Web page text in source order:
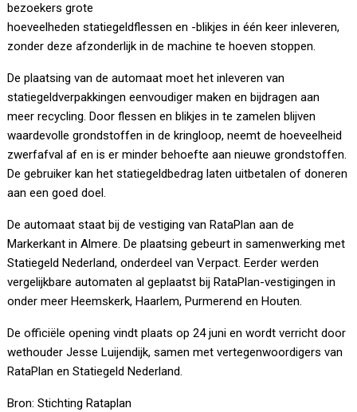
bezoekers grote
hoeveelheden statiegeldflessen en -blikjes in één keer inleveren,
zonder deze afzonderlijk in de machine te hoeven stoppen.
De plaatsing van de automaat moet het inleveren van
statiegeldverpakkingen eenvoudiger maken en bijdragen aan
meer recycling. Door flessen en blikjes in te zamelen blijven
waardevolle grondstoffen in de kringloop, neemt de hoeveelheid
zwerfafval af en is er minder behoefte aan nieuwe grondstoffen.
De gebruiker kan het statiegeldbedrag laten uitbetalen of doneren
aan een goed doel.
De automaat staat bij de vestiging van RataPlan aan de
Markerkant in Almere. De plaatsing gebeurt in samenwerking met
Statiegeld Nederland, onderdeel van Verpact. Eerder werden
vergelijkbare automaten al geplaatst bij RataPlan-vestigingen in
onder meer Heemskerk, Haarlem, Purmerend en Houten.
De officiële opening vindt plaats op 24 juni en wordt verricht door
wethouder Jesse Luijendijk, samen met vertegenwoordigers van
RataPlan en Statiegeld Nederland.
Bron: Stichting Rataplan